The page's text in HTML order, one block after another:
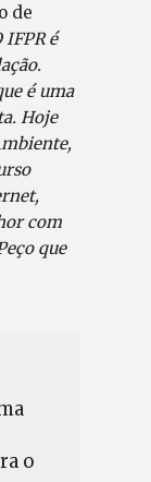
de
IFPR é
é uma
Hoje
com
que
o